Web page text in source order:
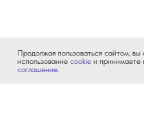
Продолжая пользоваться сайтом, вы
использование cookie и принимаете
соглашение.